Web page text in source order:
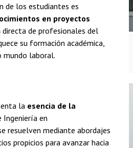
de los estudiantes es
en proyectos
de profesionales del
su formación académica,
laboral.
la esencia de la
Ingeniería en
resuelven mediante abordajes
propicios para avanzar hacia